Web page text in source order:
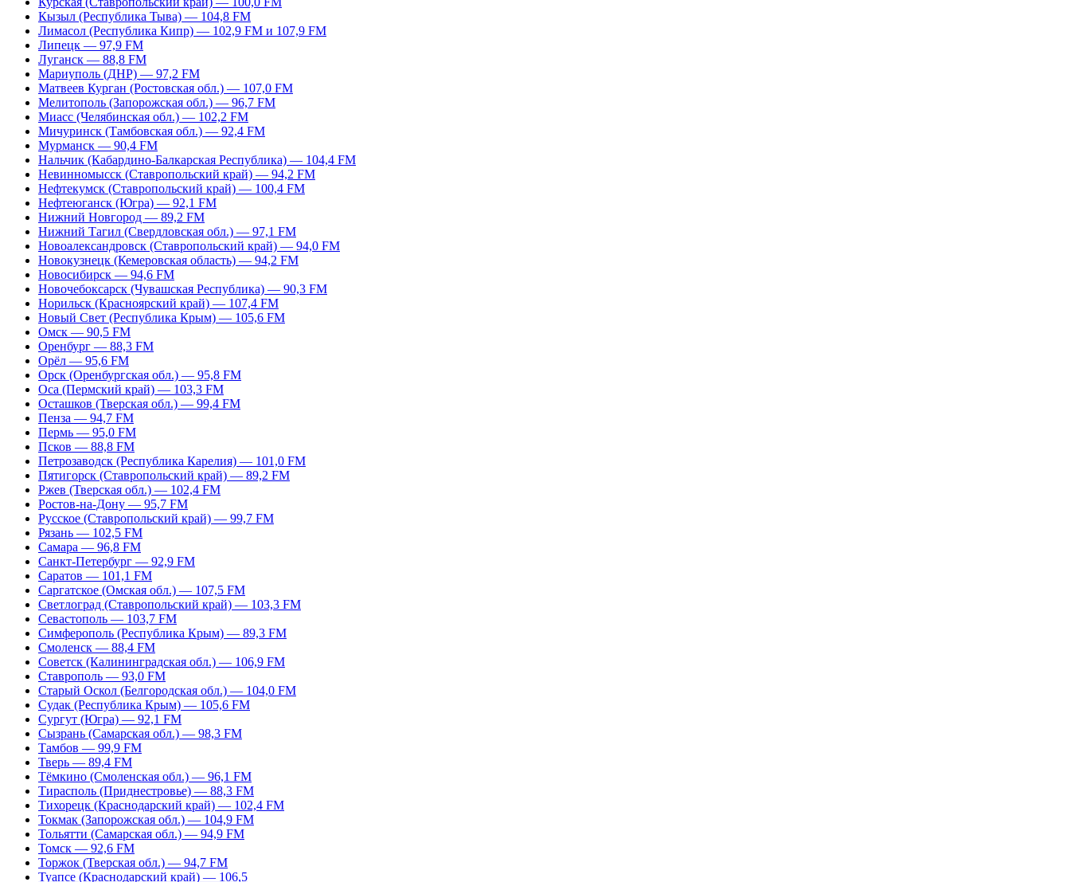
Кызыл (Республика Тыва) — 104,8 FM
Лимасол (Республика Кипр) — 102,9 FM и 107,9 FM
Липецк — 97,9 FM
Луганск — 88,8 FM
Мариуполь (ДНР) — 97,2 FM
Матвеев Курган (Ростовская обл.) — 107,0 FM
Мелитополь (Запорожская обл.) — 96,7 FM
Миасс (Челябинская обл.) — 102,2 FM
Мичуринск (Тамбовская обл.) — 92,4 FM
Мурманск — 90,4 FM
Нальчик (Кабардино-Балкарская Республика) — 104,4 FM
Невинномысск (Ставропольский край) — 94,2 FM
Нефтекумск (Ставропольский край) — 100,4 FM
Нефтеюганск (Югра) — 92,1 FM
Нижний Новгород — 89,2 FM
Нижний Тагил (Свердловская обл.) — 97,1 FM
Новоалександровск (Ставропольский край) — 94,0 FM
Новокузнецк (Кемеровская область) — 94,2 FM
Новосибирск — 94,6 FM
Новочебоксарск (Чувашская Республика) — 90,3 FM
Норильск (Красноярский край) — 107,4 FM
Новый Свет (Республика Крым) — 105,6 FM
Омск — 90,5 FM
Оренбург — 88,3 FM
Орёл — 95,6 FM
Орск (Оренбургская обл.) — 95,8 FM
Оса (Пермский край) — 103,3 FM
Осташков (Тверская обл.) — 99,4 FM
Пенза — 94,7 FM
Пермь — 95,0 FM
Псков — 88,8 FM
Петрозаводск (Республика Карелия) — 101,0 FM
Пятигорск (Ставропольский край) — 89,2 FM
Ржев (Тверская обл.) — 102,4 FM
Ростов-на-Дону — 95,7 FM
Русское (Ставропольский край) — 99,7 FM
Рязань — 102,5 FM
Самара — 96,8 FM
Санкт-Петербург — 92,9 FM
Саратов — 101,1 FM
Саргатское (Омская обл.) — 107,5 FM
Светлоград (Ставропольский край) — 103,3 FM
Севастополь — 103,7 FM
Симферополь (Республика Крым) — 89,3 FM
Смоленск — 88,4 FM
Советск (Калининградская обл.) — 106,9 FM
Ставрополь — 93,0 FM
Старый Оскол (Белгородская обл.) — 104,0 FM
Судак (Республика Крым) — 105,6 FM
Сургут (Югра) — 92,1 FM
Сызрань (Самарская обл.) — 98,3 FM
Тамбов — 99,9 FM
Тверь — 89,4 FM
Тёмкино (Смоленская обл.) — 96,1 FM
Тирасполь (Приднестровье) — 88,3 FM
Тихорецк (Краснодарский край) — 102,4 FM
Токмак (Запорожская обл.) — 104,9 FM
Тольятти (Самарская обл.) — 94,9 FM
Томск — 92,6 FM
Торжок (Тверская обл.) — 94,7 FM
Туапсе (Краснодарский край) — 106,5